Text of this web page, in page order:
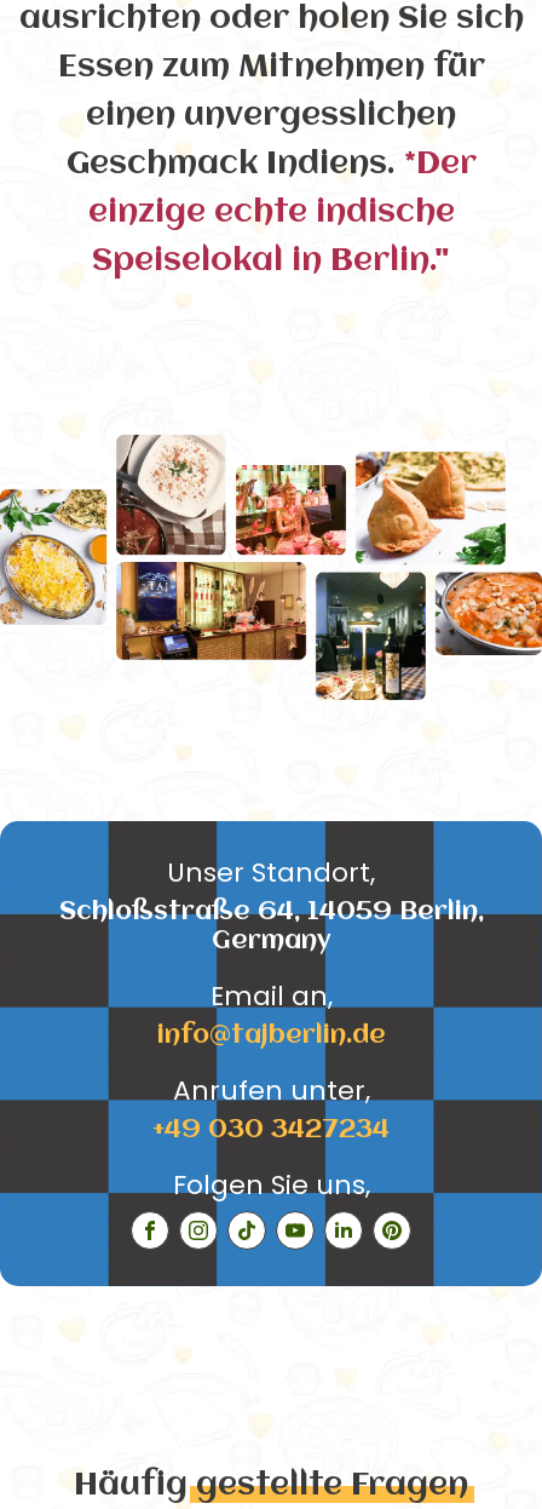
ausrichten oder holen Sie sich
Essen zum Mitnehmen für
einen unvergesslichen
Geschmack Indiens. *Der
einzige echte indische
Speiselokal in Berlin."
Unser Standort,
Schloßstraße 64, 14059 Berlin,
Germany
Email an,
info@tajberlin.de
Anrufen unter,
+49 030 3427234
Folgen Sie uns,
Häufiggestellte Fragen